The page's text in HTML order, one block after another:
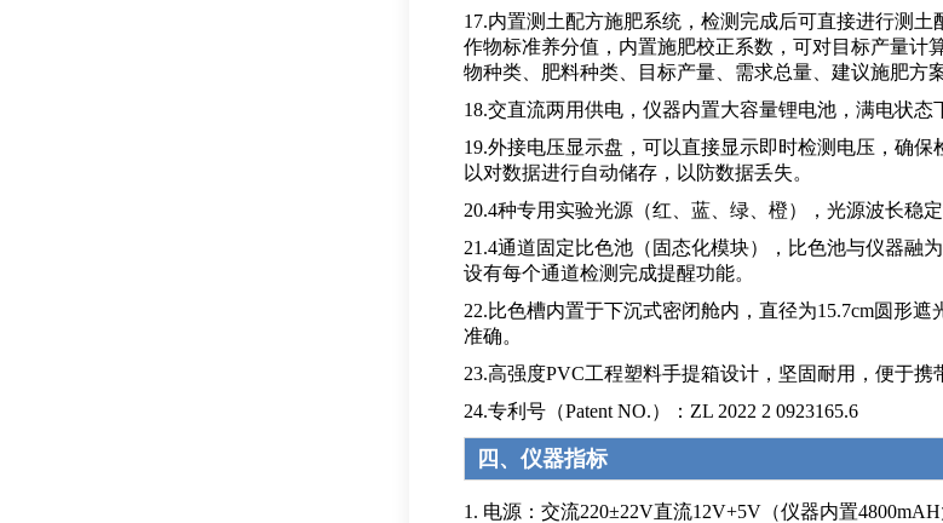
17.内置测土配方施肥系统，检测完成后可直接进行测
作物标准养分值，内置施肥校正系数，可对目标产量计
物种类、肥料种类、目标产量、需求总量、建议施肥方案
18.交直流两用供电，仪器内置大容量锂电池，满电状态
19.外接电压显示盘，可以直接显示即时检测电压，确
以对数据进行自动储存，以防数据丢失。
20.4种专用实验光源（红、蓝、绿、橙），光源波长稳
21.4通道固定比色池（固态化模块），比色池与仪器融
设有每个通道检测完成提醒功能。
22.比色槽内置于下沉式密闭舱内，直径为15.7cm圆形
准确。
23.高强度PVC工程塑料手提箱设计，坚固耐用，便于携
24.专利号（Patent NO.）：ZL 2022 2 0923165.6
四、仪器指标
1. 电源：交流220±22V直流12V+5V（仪器内置4800mAH